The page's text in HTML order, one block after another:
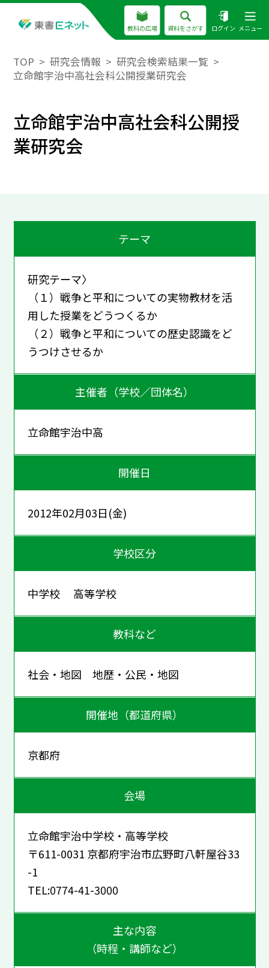
教科の広場 資料をさがす ログイン メニュー
TOP 研究会情報
研究会検索結果一覧
立命館宇治中高社会科公開授業研究会
立命館宇治中高社会科公開授
業研究会
テーマ
研究テーマ〉
（１）戦争と平和についての実物教材を活
用した授業をどうつくるか
（２）戦争と平和についての歴史認識をど
うつけさせるか
主催者（学校／団体名）
立命館宇治中高
開催日
2012年02月03日(金)
学校区分
中学校 高等学校
教科など
社会・地図 地歴・公民・地図
開催地（都道府県）
京都府
会場
立命館宇治中学校・高等学校
〒611-0031 京都府宇治市広野町八軒屋谷33
-1
TEL:0774-41-3000
主な内容
（時程・講師など）